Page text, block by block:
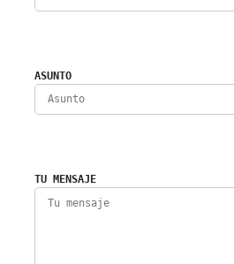
ASUNTO
TU MENSAJE